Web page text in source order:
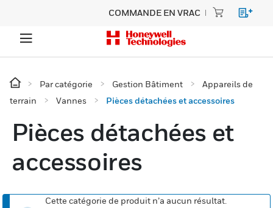
COMMANDE EN VRAC
Par catégorie Gestion Bâtiment
Appareils de
terrain
Vannes Pièces détachées et accessoires
Pièces détachées et
accessoires
Cette catégorie de produit n’a aucun résultat.